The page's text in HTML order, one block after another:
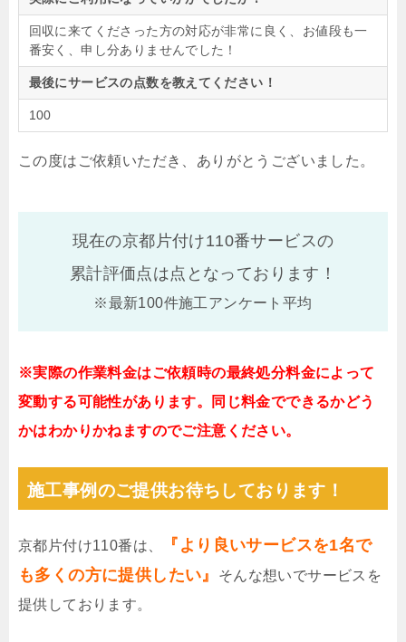
回収に来てくださった方の対応が非常に良く、お値段も一
番安く、申し分ありませんでした！
最後にサービスの点数を教えてください！
100
この度はご依頼いただき、ありがとうございました。
現在の京都片付け110番サービスの
累計評価点は点となっております！
※最新100件施工アンケート平均
※実際の作業料金はご依頼時の最終処分料金によって
変動する可能性があります。同じ料金でできるかどう
かはわかりかねますのでご注意ください。
施工事例のご提供お待ちしております！
京都片付け110番は、
『より良いサービスを1名で
も多くの方に提供したい』
そんな想いでサービスを
提供しております。